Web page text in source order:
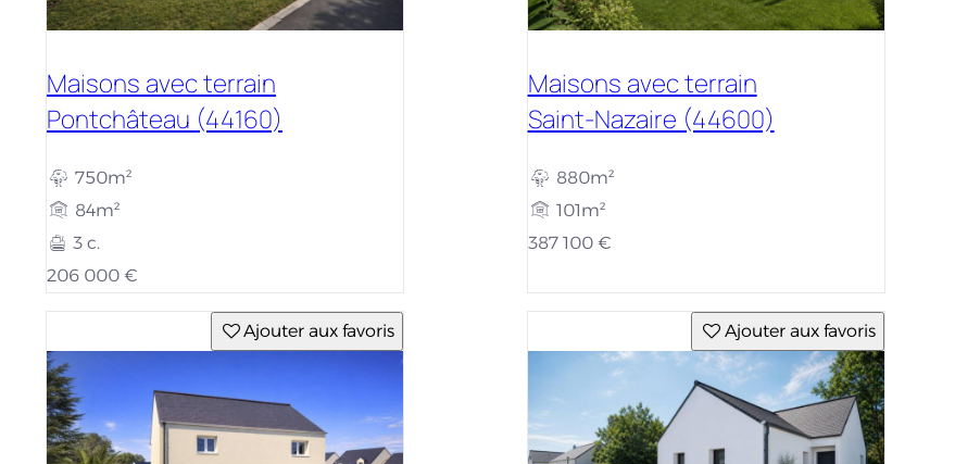
Maisons avec terrain
Pontchâteau (44160)
750m²
84m²
3 c.
206 000 €
Maisons avec terrain
Saint-Nazaire (44600)
880m²
101m²
387 100 €
Ajouter aux favoris Ajouter aux favoris